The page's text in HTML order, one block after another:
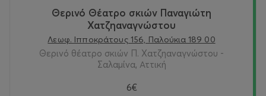
Θερινό Θέατρο σκιών Παναγιώτη
Χατζηαναγνώστου
Λεωφ. Ιπποκράτους 156, Παλούκια 189 00
Θερινό θέατρο σκιών Π. Χατζηαναγνώστου -
Σαλαμίνα, Αττική
6€